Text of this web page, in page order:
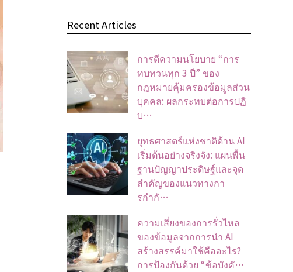
Recent Articles
การตีความนโยบาย “การ
ทบทวนทุก 3 ปี” ของ
กฎหมายคุ้มครองข้อมูลส่วน
บุคคล: ผลกระทบต่อการปฏิ
บ…
ยุทธศาสตร์แห่งชาติด้าน AI
เริ่มต้นอย่างจริงจัง: แผนพื้น
ฐานปัญญาประดิษฐ์และจุด
สำคัญของแนวทางกา
รกำกั…
ความเสี่ยงของการรั่วไหล
ของข้อมูลจากการนำ AI
สร้างสรรค์มาใช้คืออะไร?
การป้องกันด้วย “ข้อบังคั…